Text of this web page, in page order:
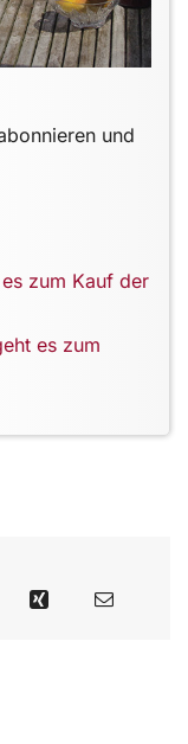
und
zum Kauf der
es zum